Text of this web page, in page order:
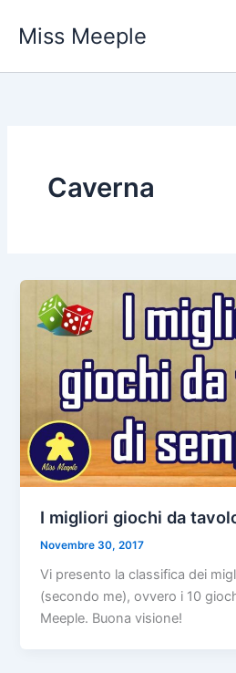
Miss Meeple
Caverna
I migliori giochi da
Novembre 30, 2017
Vi presento la classifica dei
(secondo me), ovvero i 10
Meeple. Buona visione!